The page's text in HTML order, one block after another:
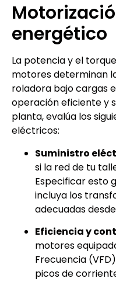
energético
La potencia y el
motores determinan
roladora bajo cargas
operación eficiente y
planta, evalúa los
eléctricos:
Suministro
si la red de tu
Especificar esto
incluya los
adecuadas
Eficiencia y
motores
Frecuencia
picos de